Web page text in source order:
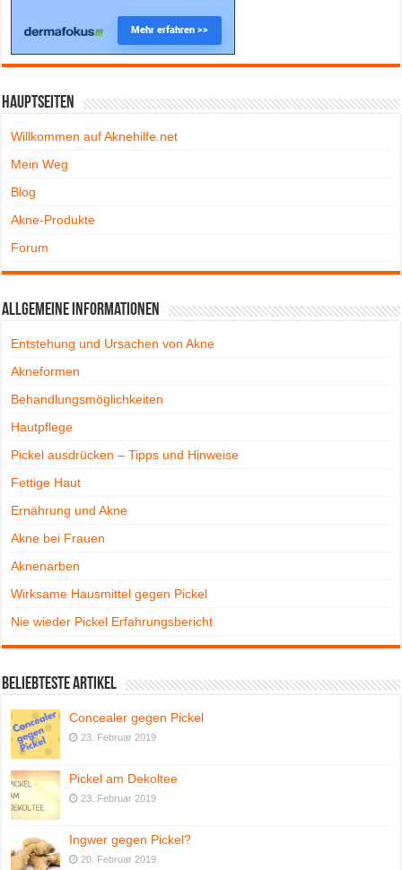
Hauptseiten
Willkommen auf Aknehilfe.net
Mein Weg
Blog
Akne-Produkte
Forum
Allgemeine Informationen
Entstehung und Ursachen von Akne
Akneformen
Behandlungsmöglichkeiten
Hautpflege
Pickel ausdrücken – Tipps und Hinweise
Fettige Haut
Ernährung und Akne
Akne bei Frauen
Aknenarben
Wirksame Hausmittel gegen Pickel
Nie wieder Pickel Erfahrungsbericht
Beliebteste Artikel
Concealer gegen Pickel
23. Februar 2019
Pickel am Dekoltee
23. Februar 2019
Ingwer gegen Pickel?
20. Februar 2019